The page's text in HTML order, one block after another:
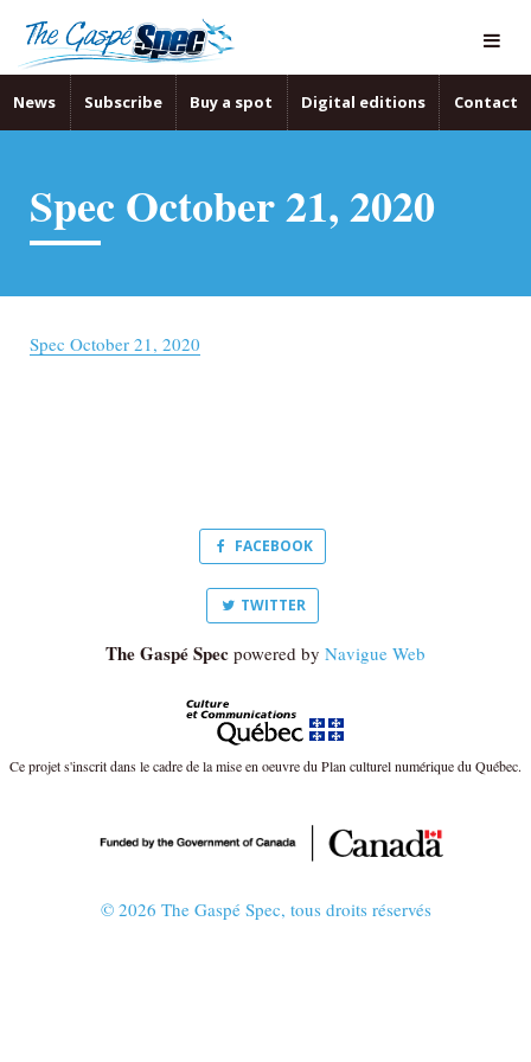
News Subscribe Buy a spot Digital editions Contact
Spec October 21, 2020
Spec October 21, 2020
FACEBOOK
TWITTER
The Gaspé Spec powered by Navigue Web
Ce projet s'inscrit dans le cadre de la mise en oeuvre du Plan culturel numérique du Québec.
© 2026 The Gaspé Spec, tous droits réservés